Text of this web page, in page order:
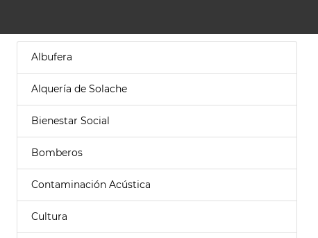
Albufera
Alquería de Solache
Bienestar Social
Bomberos
Contaminación Acústica
Cultura